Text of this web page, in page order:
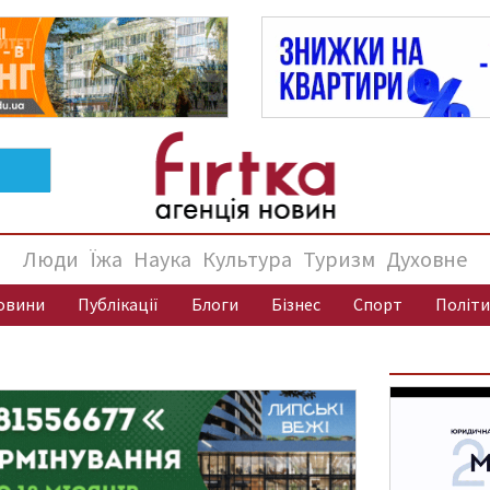
Люди Їжа Наука Культура Туризм Духовне
Публікації Блоги Бізнес Спорт